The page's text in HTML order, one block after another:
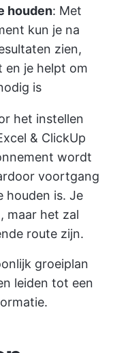
houden: Met
kun je na
zien,
je helpt om
is
het instellen
& ClickUp
wordt
voortgang
houden is. Je
maar het zal
route zijn.
groeiplan
leiden tot een